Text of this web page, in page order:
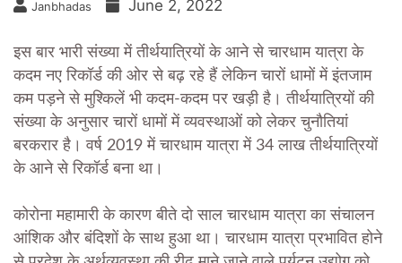
Janbhadas June 2, 2022
इस बार भारी संख्या में तीर्थयात्रियों के आने से चारधाम यात्रा के
कदम नए रिकॉर्ड की ओर से बढ़ रहे हैं लेकिन चारों धामों में इंतजाम
कम पड़ने से मुश्किलें भी कदम-कदम पर खड़ी है। तीर्थयात्रियों की
संख्या के अनुसार चारों धामों में व्यवस्थाओं को लेकर चुनौतियां
बरकरार है। वर्ष 2019 में चारधाम यात्रा में 34 लाख तीर्थयात्रियों
के आने से रिकॉर्ड बना था।
कोरोना महामारी के कारण बीते दो साल चारधाम यात्रा का संचालन
आंशिक और बंदिशों के साथ हुआ था। चारधाम यात्रा प्रभावित होने